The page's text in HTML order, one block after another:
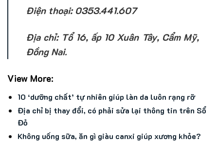
Điện thoại: 0353.441.607
Địa chỉ: Tổ 16, ấp 10 Xuân Tây, Cẩm Mỹ,
Đồng Nai.
View More:
10 ‘dưỡng chất’ tự nhiên giúp làn da luôn rạng rỡ
Địa chỉ bị thay đổi, có phải sửa lại thông tin trên Sổ
Đỏ
Không uống sữa, ăn gì giàu canxi giúp xương khỏe?